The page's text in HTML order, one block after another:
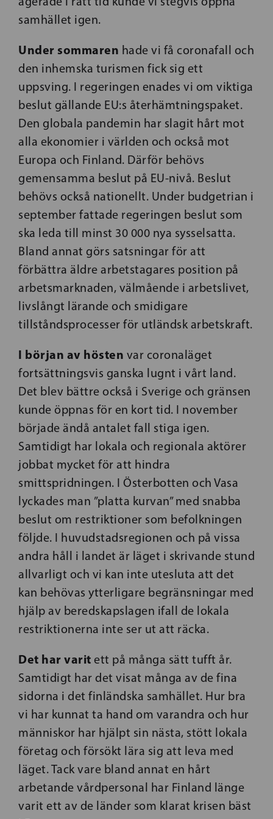
samhället igen.
Under sommaren hade vi få coronafall och
den inhemska turismen fick sig ett
uppsving. I regeringen enades vi om viktiga
beslut gällande EU:s återhämtningspaket.
Den globala pandemin har slagit hårt mot
alla ekonomier i världen och också mot
Europa och Finland. Därför behövs
gemensamma beslut på EU-nivå. Beslut
behövs också nationellt. Under budgetrian i
september fattade regeringen beslut som
ska leda till minst 30 000 nya sysselsatta.
Bland annat görs satsningar för att
förbättra äldre arbetstagares position på
arbetsmarknaden, välmående i arbetslivet,
livslångt lärande och smidigare
tillståndsprocesser för utländsk arbetskraft.
I början av hösten var coronaläget
fortsättningsvis ganska lugnt i vårt land.
Det blev bättre också i Sverige och gränsen
kunde öppnas för en kort tid. I november
började ändå antalet fall stiga igen.
Samtidigt har lokala och regionala aktörer
jobbat mycket för att hindra
smittspridningen. I Österbotten och Vasa
lyckades man ”platta kurvan” med snabba
beslut om restriktioner som befolkningen
följde. I huvudstadsregionen och på vissa
andra håll i landet är läget i skrivande stund
allvarligt och vi kan inte utesluta att det
kan behövas ytterligare begränsningar med
hjälp av beredskapslagen ifall de lokala
restriktionerna inte ser ut att räcka.
Det har varit ett på många sätt tufft år.
Samtidigt har det visat många av de fina
sidorna i det finländska samhället. Hur bra
vi har kunnat ta hand om varandra och hur
människor har hjälpt sin nästa, stött lokala
företag och försökt lära sig att leva med
läget. Tack vare bland annat en hårt
arbetande vårdpersonal har Finland länge
varit ett av de länder som klarat krisen bäst